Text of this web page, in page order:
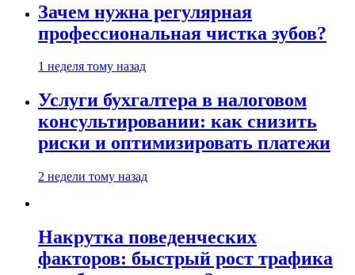
Зачем нужна регулярная
профессиональная чистка зубов?
1 неделя тому назад
Услуги бухгалтера в налоговом
консультировании: как снизить
риски и оптимизировать платежи
2 недели тому назад
Накрутка поведенческих
факторов: быстрый рост трафика